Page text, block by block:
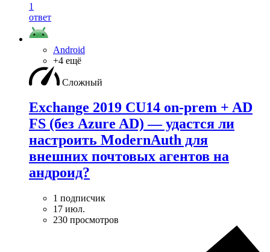
1
ответ
Android
+4 ещё
Сложный
Exchange 2019 CU14 on-prem + AD
FS (без Azure AD) — удаcтся ли
настроить ModernAuth для
внешних почтовых агентов на
андроид?
1 подписчик
17 июл.
230 просмотров